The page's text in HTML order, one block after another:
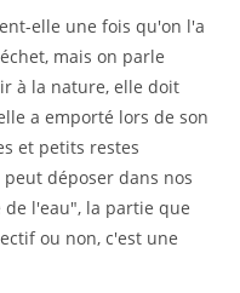
elle une fois qu'on l'a
mais on parle
à la nature, elle doit
a emporté lors de son
et petits restes
déposer dans nos
l'eau", la partie que
ou non, c'est une